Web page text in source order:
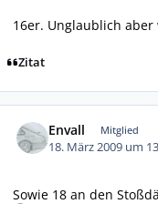
16er. Unglaublich aber
Zitat
Envall Mitglied
18. März 2009 um
Sowie 18 an den